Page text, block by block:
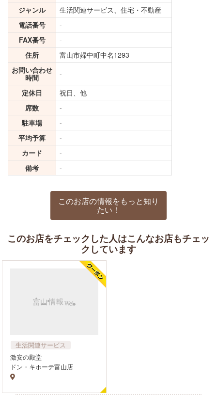
ジャンル
生活関連サービス、住宅・不動産
電話番号
-
FAX番号
-
住所
富山市婦中町中名1293
お問い合わせ
時間
-
定休日
祝日、他
席数
-
駐車場
-
平均予算
-
カード
-
備考
-
このお店の情報をもっと知り
たい！
このお店をチェックした人はこんなお店もチェッ
クしています
生活関連サービス
激安の殿堂
ドン・キホーテ富山店